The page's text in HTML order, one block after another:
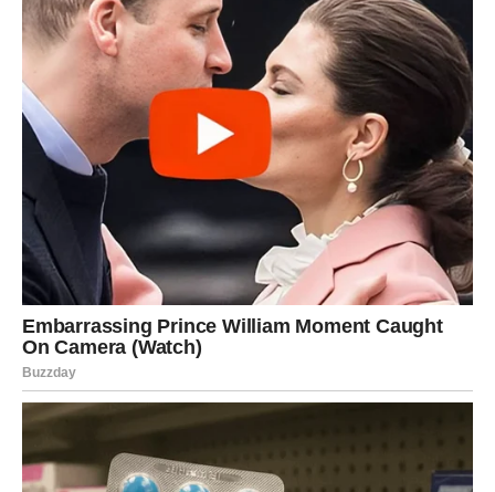
otvoreni za nove načine zarade.
RIBE
Finansije se popravljaju, ali traže jasniji odnos prema
novcu. Moguće je da dobijete priliku da unovčite talenat
ili nešto što ste radili iz ljubavi. Dobitak dolazi tiho, ali
donosi olakšanje. Ne trošite novac da biste popunili
emotivne praznine – sada je vreme za pametno čuvanje.